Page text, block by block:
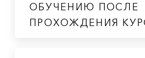
ОБУЧЕНИЮ ПОСЛЕ
ПРОХОЖДЕНИЯ